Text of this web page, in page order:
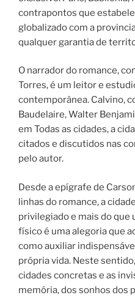
contrapontos que
globalizado com a
qualquer garantia de
O narrador do romance,
Torres, é um leitor e
contemporânea. Calvino,
Baudelaire, Walter
em Todas as cidades, a
citados e discutidos nas
pelo autor.
Desde a epígrafe de
linhas do romance, a
privilegiado e mais do que
físico é uma alegoria que
como auxiliar
própria vida. Neste
cidades concretas e as
memória, dos sonhos dos